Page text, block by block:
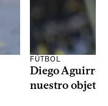
FÚTBOL
Diego Aguirre:
nuestro